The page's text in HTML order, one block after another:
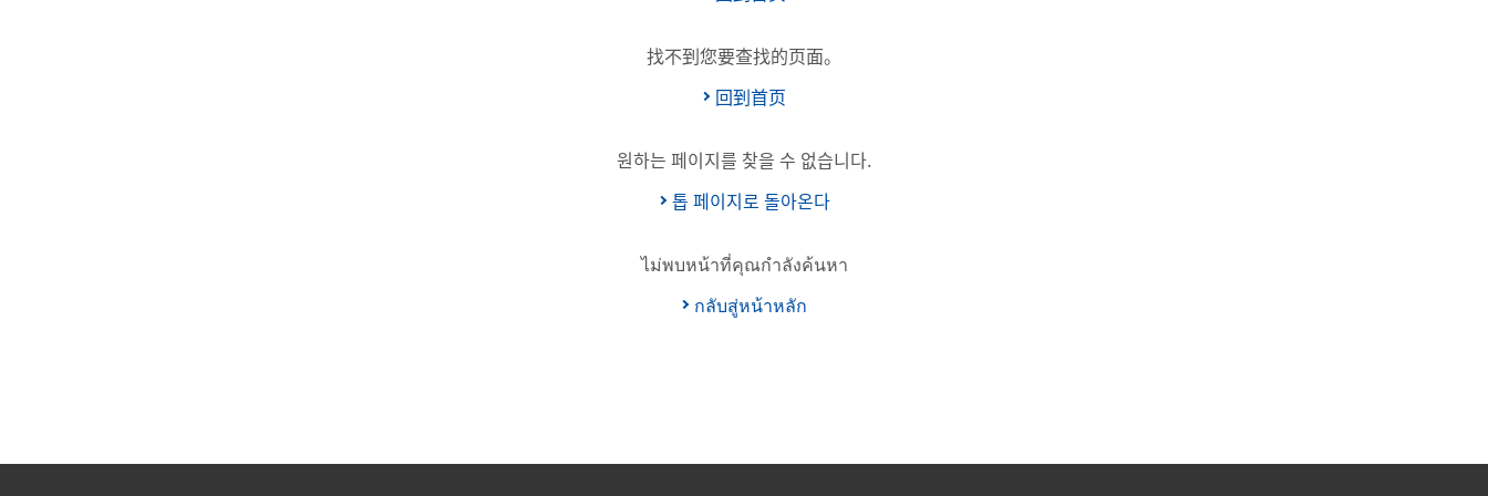
找不到您要查找的页面。
回到首页
원하는 페이지를 찾을 수 없습니다.
톱 페이지로 돌아온다
ไม่พบหน้าที่คุณกำลังค้นหา
กลับสู่หน้าหลัก